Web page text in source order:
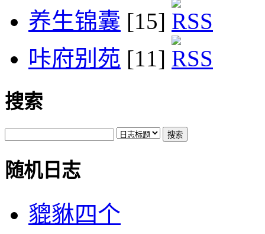
养生锦囊 [15]
咔府别苑 [11]
搜索
随机日志
貔貅四个